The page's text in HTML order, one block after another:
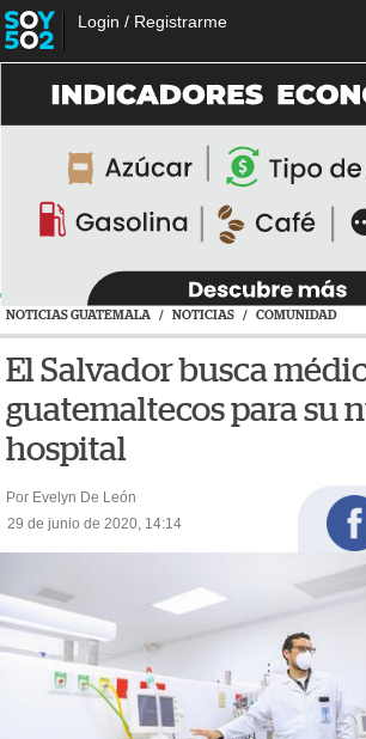
Login / Registrarme
NOTICIAS GUATEMALA / NOTICIAS / COMUNIDAD
El Salvador busca
guatemaltecos para su
hospital
Por Evelyn De León
29 de junio de 2020, 14:14